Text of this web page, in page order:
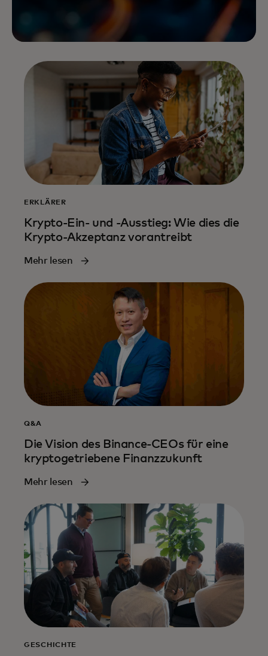
ERKLÄRER
Krypto-Ein- und -Ausstieg: Wie dies die
Krypto-Akzeptanz vorantreibt
Mehr lesen
Q&A
Die Vision des Binance-CEOs für eine
kryptogetriebene Finanzzukunft
Mehr lesen
GESCHICHTE